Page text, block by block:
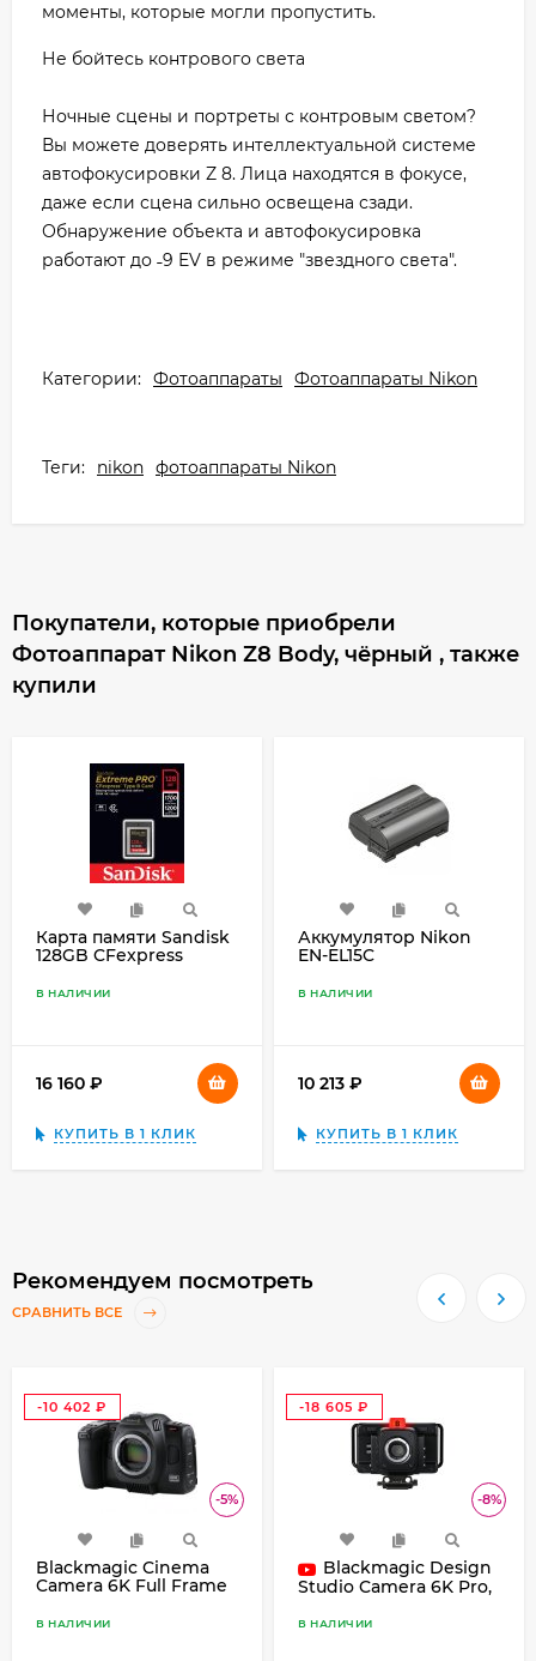
моменты, которые могли пропустить.
Не бойтесь контрового света
Ночные сцены и портреты с контровым светом?
Вы можете доверять интеллектуальной системе
автофокусировки Z 8. Лица находятся в фокусе,
даже если сцена сильно освещена сзади.
Обнаружение объекта и автофокусировка
работают до ˗9 EV в режиме "звездного света".
Категории: Фотоаппараты Фотоаппараты Nikon
Теги: nikon фотоаппараты Nikon
Покупатели, которые приобрели
Фотоаппарат Nikon Z8 Body, чёрный , также
купили
Карта памяти Sandisk
128GB CFexpress
(1700R/1200W)
В НАЛИЧИИ
16 160
КУПИТЬ В 1 КЛИК
Аккумулятор Nikon
EN-EL15C
В НАЛИЧИИ
10 213
КУПИТЬ В 1 КЛИК
Рекомендуем посмотреть
СРАВНИТЬ ВСЕ
-5%
-10 402
₽
Blackmagic Cinema
Camera 6K Full Frame
В НАЛИЧИИ
-8%
-18 605
₽
Blackmagic Design
Studio Camera 6K Pro,
В НАЛИЧИИ